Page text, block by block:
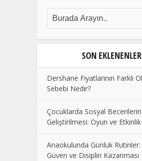
SON EKLENENLER
Dershane Fiyatlarının Farklı
Sebebi Nedir?
Çocuklarda Sosyal Becerilerin
Geliştirilmesi: Oyun ve
Anaokulunda Günlük Rutinler:
Güven ve Disiplin Kazanması